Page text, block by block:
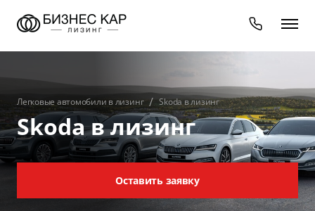
Легковые автомобили в лизинг Skoda в лизинг
Skoda в лизинг
Оставить заявку